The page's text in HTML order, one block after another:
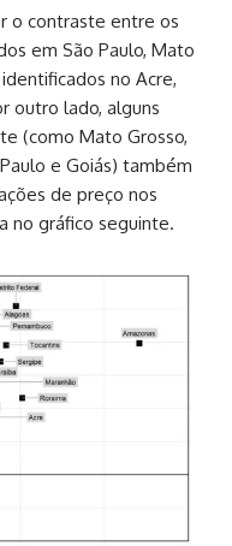
o contraste entre os
em São Paulo, Mato
no Acre,
outro lado, alguns
(como Mato Grosso,
e Goiás) também
de preço nos
no gráfico seguinte.